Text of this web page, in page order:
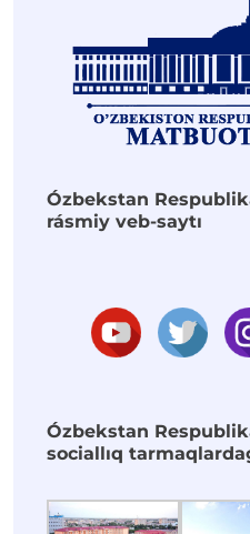
Ózbekstan
rásmiy veb-saytı
Ózbekstan
sociallıq